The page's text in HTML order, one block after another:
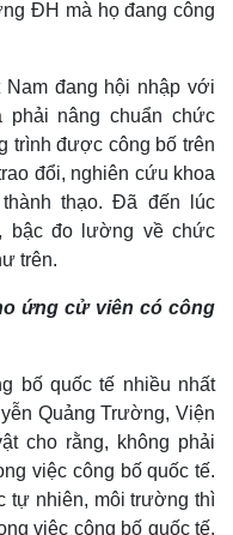
trường
dùng
giá
khoán
cà phê
ĐH mà họ đang công
đang hội nhập với
nâng chuẩn chức
trình được công bố trên
đổi, nghiên cứu khoa
thạo. Đã đến lúc
bậc đo lường về chức
trên.
ứng cử viên có công
bố quốc tế nhiều nhất
Quảng Trường, Viện
cho rằng, không phải
việc công bố quốc tế.
tự nhiên, môi trường thì
việc công bố quốc tế.